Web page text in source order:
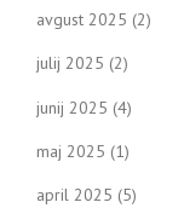
n
avgust 2025 (2)
julij 2025 (2)
junij 2025 (4)
maj 2025 (1)
april 2025 (5)